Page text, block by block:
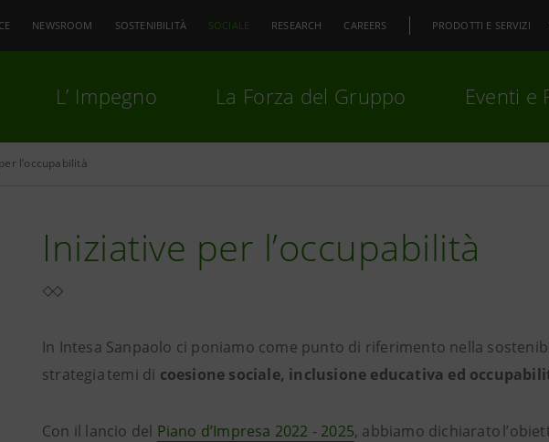
NEWSROOM SOSTENIBILITÀ SOCIALE RESEARCH CAREERS PRODOTTI E SERVIZI
L’ Impegno La Forza del Gruppo Eventi e
l’occupabilità
Iniziative per l’occupabilità
In Intesa Sanpaolo ci poniamo come punto di riferimento nella
strategia temi di coesione sociale, inclusione educativa ed
Con il lancio del Piano d’Impresa 2022 - 2025, abbiamo dichiarato